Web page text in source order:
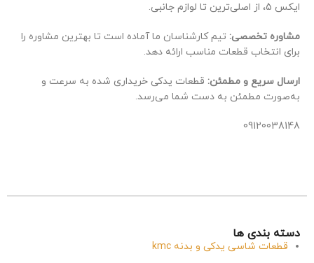
ایکس 5، از اصلی‌ترین تا لوازم جانبی.
مشاوره تخصصی: تیم کارشناسان ما آماده است تا بهترین مشاوره را
برای انتخاب قطعات مناسب ارائه دهد.
ارسال سریع و مطمئن: قطعات یدکی خریداری شده به سرعت و
به‌صورت مطمئن به دست شما می‌رسد.
09120038148
دسته بندی ها
قطعات شاسی یدکی و بدنه kmc